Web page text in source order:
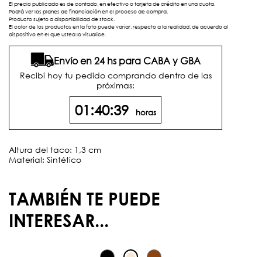
El precio publicado es de contado, en efectivo o tarjeta de crédito en una cuota.
Podrá ver los planes de financiación en el proceso de compra.
Producto sujeto a disponibilidad de stock.
El color de los productos en la foto puede variar, respecto a la realidad, de acuerdo al
dispositivo en el que usted lo visualice.
Envío en 24 hs para CABA y GBA
Recibí hoy tu pedido comprando dentro de las
próximas:
01:40:38 horas
Altura del taco: 1,3 cm
Material: Sintético
TAMBIÉN TE PUEDE
INTERESAR...